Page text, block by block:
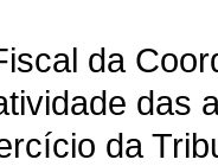
da
das
da